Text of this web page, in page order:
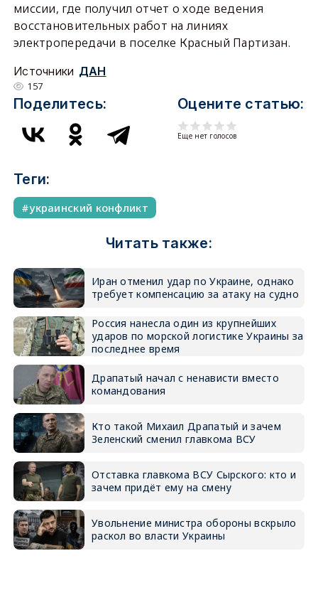
миссии, где получил отчет о ходе ведения
восстановительных работ на линиях
электропередачи в поселке Красный Партизан.
Источники ДАН
157
Поделитесь: Оцените статью:
Еще нет голосов
Теги:
украинский конфликт
Читать также:
Иран отменил удар по Украине, однако
требует компенсацию за атаку на судно
Россия нанесла один из крупнейших
ударов по морской логистике Украины за
последнее время
Драпатый начал с ненависти вместо
командования
Кто такой Михаил Драпатый и зачем
Зеленский сменил главкома ВСУ
Отставка главкома ВСУ Сырского: кто и
зачем придёт ему на смену
Увольнение министра обороны вскрыло
раскол во власти Украины